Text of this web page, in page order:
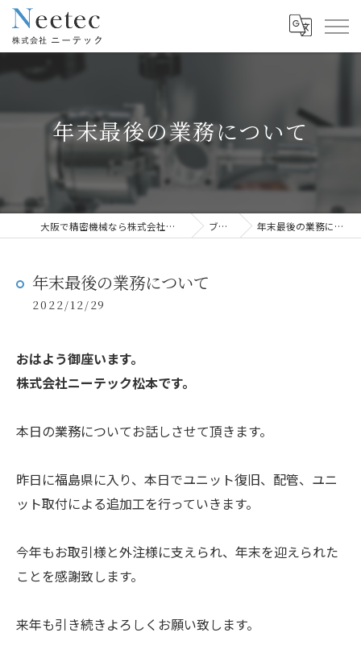
年末最後の業務について
大阪で精密機械なら株式会社ニーテック ブログ 年末最後の業務について
年末最後の業務について
2022/12/29
おはよう御座います。
株式会社ニーテック松本です。
本日の業務についてお話しさせて頂きます。
昨日に福島県に入り、本日でユニット復旧、配管、ユニ
ット取付による追加工を行っていきます。
今年もお取引様と外注様に支えられ、年末を迎えられた
ことを感謝致します。
来年も引き続きよろしくお願い致します。